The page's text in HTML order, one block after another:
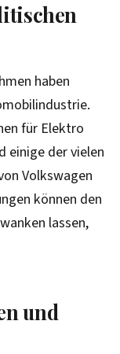
haben
für Elektro
einige der vielen
Volkswagen
können den
lassen,
und